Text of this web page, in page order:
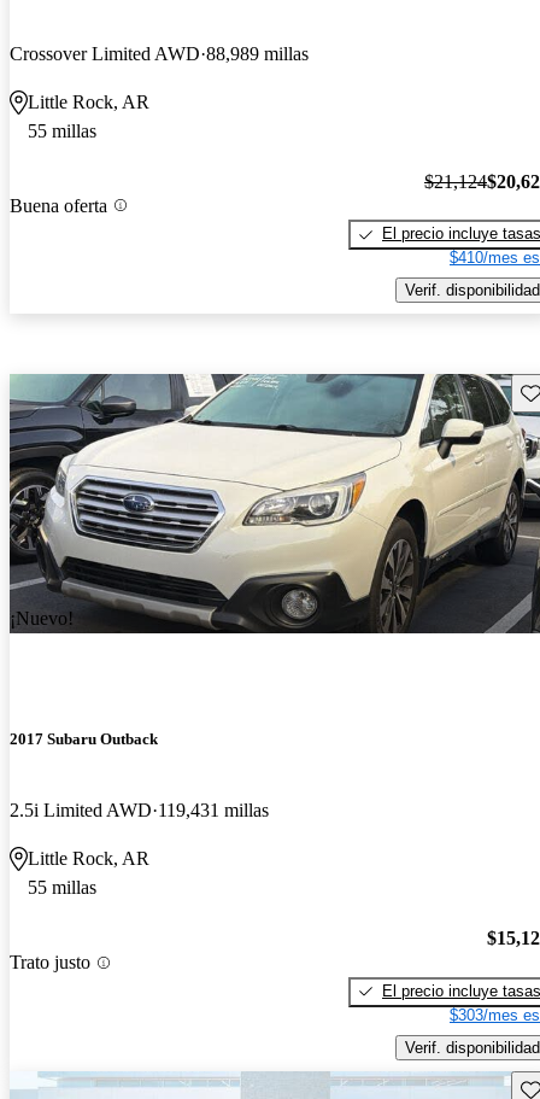
Crossover Limited AWD 88,989 millas
Little Rock, AR
55 millas
Buena oferta
$21,124
El precio incluye tasas
$410/mes
Verif. disponibilidad
¡Nuevo!
2017 Subaru Outback
2.5i Limited AWD 119,431 millas
Little Rock, AR
55 millas
Trato justo
El precio incluye tasas
$303/mes
Verif. disponibilidad